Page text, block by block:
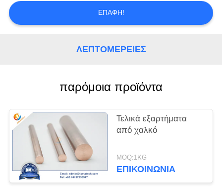
ΈΝΑ
ΑΠΌΣΠΑΣΜΑ
PRIVACY
POLICY
ΕΠΑΦΉ!
ΛΕΠΤΟΜΈΡΕΙΕΣ
παρόμοια προϊόντα
Τελικά εξαρτήματα
από χαλκό
MOQ:1KG
ΕΠΙΚΟΙΝΩΝΊΑ